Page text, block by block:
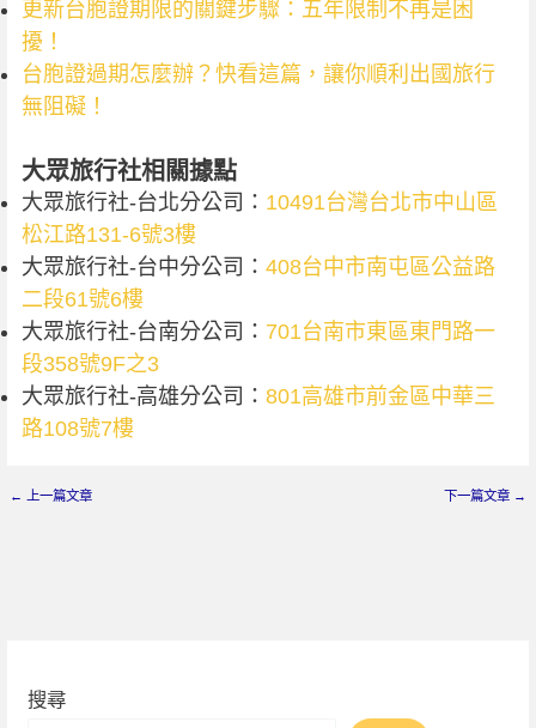
更新台胞證期限的關鍵步驟：五年限制不再是困
擾！
台胞證過期怎麼辦？快看這篇，讓你順利出國旅行
無阻礙！
大眾旅行社相關據點
大眾旅行社-台北分公司： 10491台灣台北市中山區
松江路131-6號3樓
大眾旅行社-台中分公司： 408台中市南屯區公益路
二段61號6樓
大眾旅行社-台南分公司： 701台南市東區東門路一
段358號9F之3
大眾旅行社-高雄分公司： 801高雄市前金區中華三
路108號7樓
← 上一篇文章 下一篇文章 →
搜尋